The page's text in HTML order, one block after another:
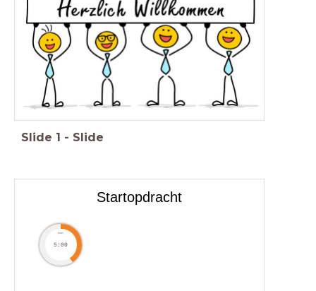
Slide 1 - Slide
Startopdracht
timer
5:00